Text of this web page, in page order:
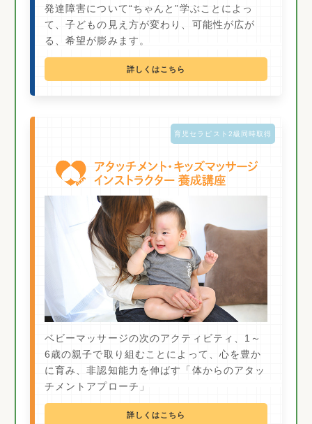
発達障害について“ちゃんと”学ぶことによっ
て、子どもの見え方が変わり、可能性が広が
る、希望が膨みます。
詳しくはこちら
育児セラピスト2級同時取得
ベビーマッサージの次のアクティビティ、1～
6歳の親子で取り組むことによって、心を豊か
に育み、非認知能力を伸ばす「体からのアタッ
チメントアプローチ」
詳しくはこちら